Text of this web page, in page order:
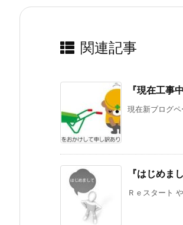
関連記事
『現在工事中
現在新ブログ
『はじめま
Ｒｅスタート